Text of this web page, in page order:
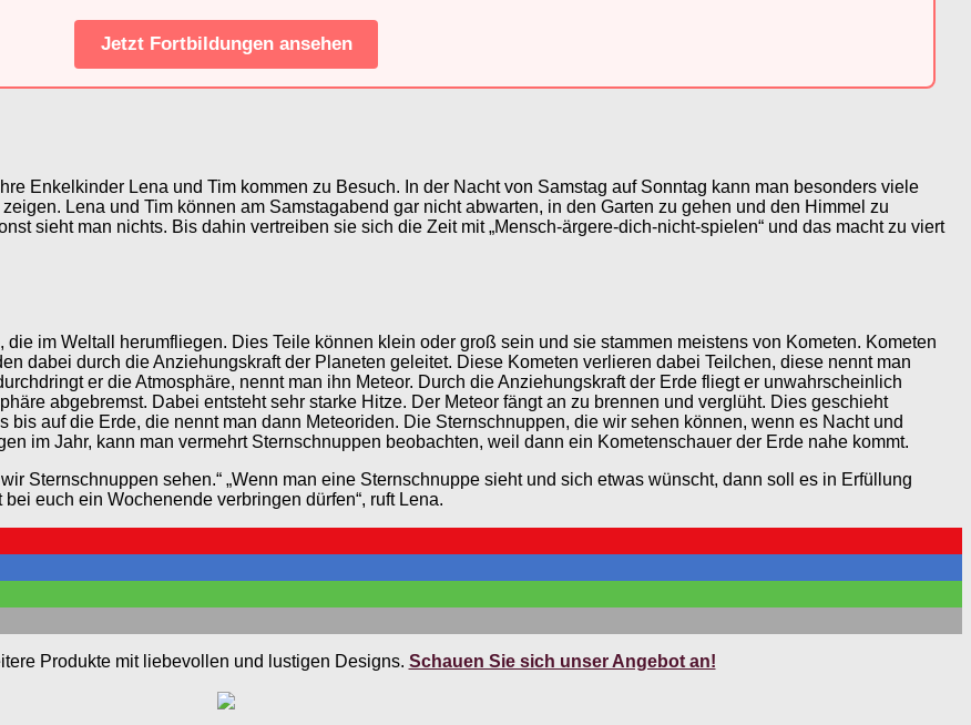
Jetzt Fortbildungen ansehen
Enkelkinder Lena und Tim kommen zu Besuch. In der Nacht von Samstag auf Sonntag kann man besonders viele
Lena und Tim können am Samstagabend gar nicht abwarten, in den Garten zu gehen und den Himmel zu
sieht man nichts. Bis dahin vertreiben sie sich die Zeit mit „Mensch-ärgere-dich-nicht-spielen“ und das macht zu viert
im Weltall herumfliegen. Dies Teile können klein oder groß sein und sie stammen meistens von Kometen. Kometen
dabei durch die Anziehungskraft der Planeten geleitet. Diese Kometen verlieren dabei Teilchen, diese nennt man
er die Atmosphäre, nennt man ihn Meteor. Durch die Anziehungskraft der Erde fliegt er unwahrscheinlich
abgebremst. Dabei entsteht sehr starke Hitze. Der Meteor fängt an zu brennen und verglüht. Dies geschieht
auf die Erde, die nennt man dann Meteoriden. Die Sternschnuppen, die wir sehen können, wenn es Nacht und
im Jahr, kann man vermehrt Sternschnuppen beobachten, weil dann ein Kometenschauer der Erde nahe kommt.
Sternschnuppen sehen.“ „Wenn man eine Sternschnuppe sieht und sich etwas wünscht, dann soll es in Erfüllung
euch ein Wochenende verbringen dürfen“, ruft Lena.
Produkte mit liebevollen und lustigen Designs. Schauen Sie sich unser Angebot an!